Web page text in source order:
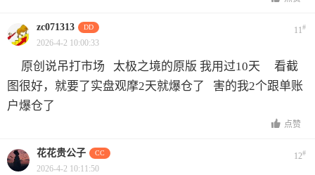
zc071313 DD 11#
2026-4-2 10:00:33
原创说吊打市场 太极之境的原版 我用过10天 看截
图很好，就要了实盘观摩2天就爆仓了 害的我2个跟单账
户爆仓了
点赞
花花贵公子 CC 12#
2026-4-2 10:11:50